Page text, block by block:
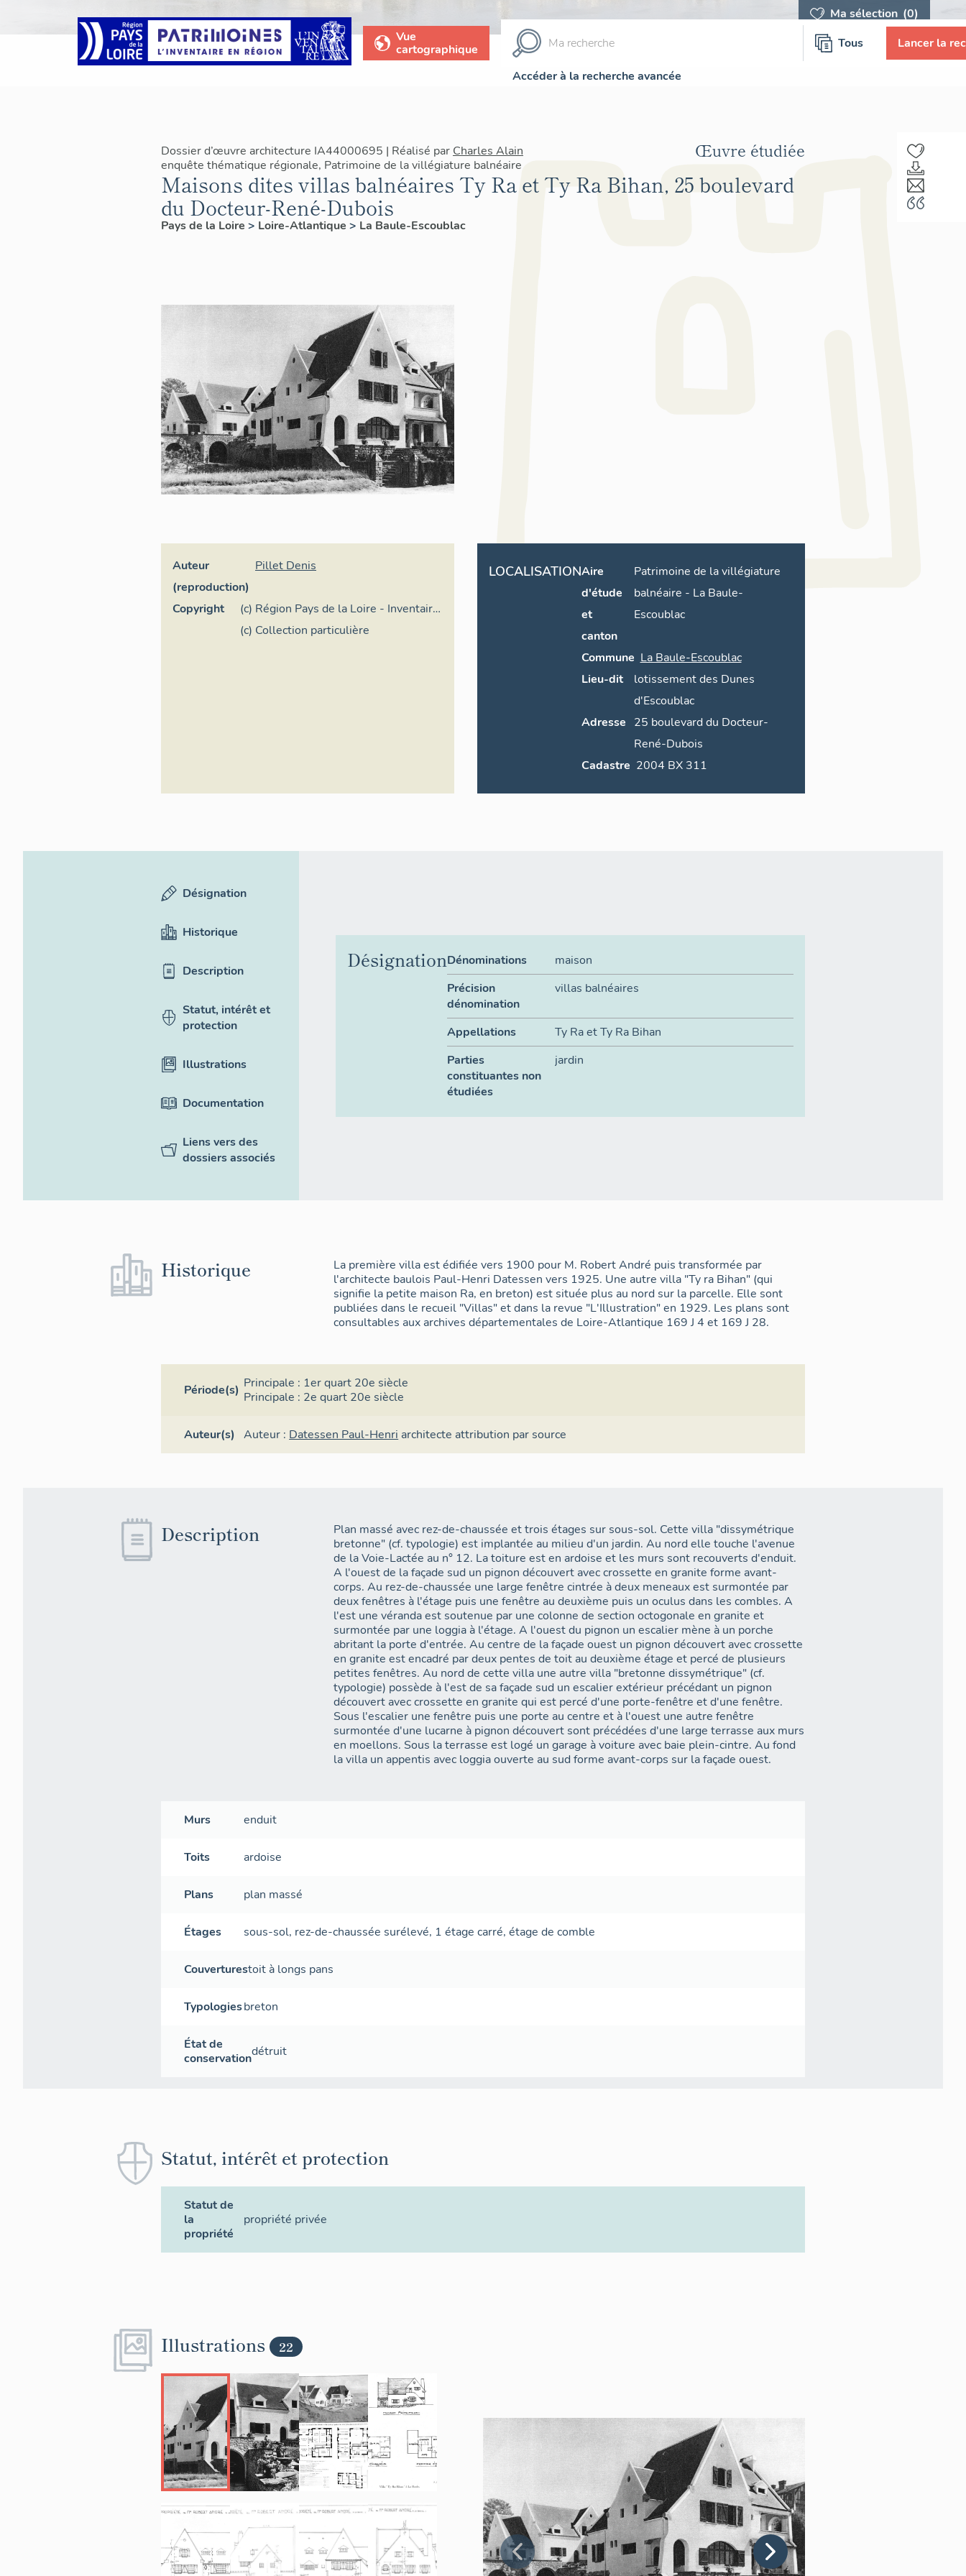
Ma sélection (0)
Vue
cartographique
Tous Lancer la
Accéder à la recherche avancée
Dossier d’œuvre architecture IA44000695 | Réalisé par Charles Alain
enquête thématique régionale, Patrimoine de la villégiature balnéaire
Maisons dites villas balnéaires Ty Ra et Ty Ra Bihan, 25 boulevard
du Docteur-René-Dubois
Pays de la Loire > Loire-Atlantique > La Baule-Escoublac
Œuvre étudiée
Auteur
(reproduction)
Pillet Denis
Copyright
(c) Région Pays de la Loire - Inventaire
général
(c) Collection particulière
LOCALISATIONAire
d'étude
et
canton
Patrimoine de la villégiature
balnéaire - La Baule-
Escoublac
Commune La Baule-Escoublac
Lieu-dit
lotissement des Dunes
d'Escoublac
Adresse 25 boulevard du Docteur-
René-Dubois
Cadastre
2004 BX 311
Désignation
Historique
Description
Statut, intérêt et
protection
Illustrations
Documentation
Liens vers des
dossiers associés
DésignationDénominations
maison
Précision
dénomination
villas balnéaires
Appellations
Ty Ra et Ty Ra Bihan
Parties
constituantes non
étudiées
jardin
Historique
La première villa est édifiée vers 1900 pour M. Robert André puis transformée par
l'architecte baulois Paul-Henri Datessen vers 1925. Une autre villa "Ty ra Bihan" (qui
signifie la petite maison Ra, en breton) est située plus au nord sur la parcelle. Elle sont
publiées dans le recueil "Villas" et dans la revue "L'Illustration" en 1929. Les plans sont
consultables aux archives départementales de Loire-Atlantique 169 J 4 et 169 J 28.
Période(s) Principale : 1er quart 20e siècle
Principale : 2e quart 20e siècle
Auteur(s) Auteur : Datessen Paul-Henri architecte attribution par source
Description
Plan massé avec rez-de-chaussée et trois étages sur sous-sol. Cette villa "dissymétrique
bretonne" (cf. typologie) est implantée au milieu d'un jardin. Au nord elle touche l'avenue
de la Voie-Lactée au n° 12. La toiture est en ardoise et les murs sont recouverts d'enduit.
A l'ouest de la façade sud un pignon découvert avec crossette en granite forme avant-
corps. Au rez-de-chaussée une large fenêtre cintrée à deux meneaux est surmontée par
deux fenêtres à l'étage puis une fenêtre au deuxième puis un oculus dans les combles. A
l'est une véranda est soutenue par une colonne de section octogonale en granite et
surmontée par une loggia à l'étage. A l'ouest du pignon un escalier mène à un porche
abritant la porte d'entrée. Au centre de la façade ouest un pignon découvert avec crossette
en granite est encadré par deux pentes de toit au deuxième étage et percé de plusieurs
petites fenêtres. Au nord de cette villa une autre villa "bretonne dissymétrique" (cf.
typologie) possède à l'est de sa façade sud un escalier extérieur précédant un pignon
découvert avec crossette en granite qui est percé d'une porte-fenêtre et d'une fenêtre.
Sous l'escalier une fenêtre puis une porte au centre et à l'ouest une autre fenêtre
surmontée d'une lucarne à pignon découvert sont précédées d'une large terrasse aux murs
en moellons. Sous la terrasse est logé un garage à voiture avec baie plein-cintre. Au fond
la villa un appentis avec loggia ouverte au sud forme avant-corps sur la façade ouest.
Murs enduit
Toits ardoise
Plans plan massé
Étages sous-sol, rez-de-chaussée surélevé, 1 étage carré,étage de comble
Couverturestoit à longs pans
Typologiesbreton
État de
conservationdétruit
Statut, intérêt et protection
Statut de
la
propriété
propriété privée
Illustrations 22